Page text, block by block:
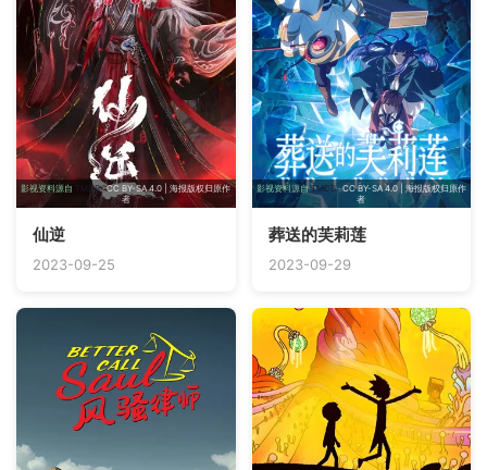
影视资料源自 TMDB· CC BY-SA 4.0 | 海报版权归原作
者
仙逆
2023-09-25
影视资料源自TMDB· CC BY-SA 4.0 | 海报版权归原作
者
葬送的芙莉莲
2023-09-29